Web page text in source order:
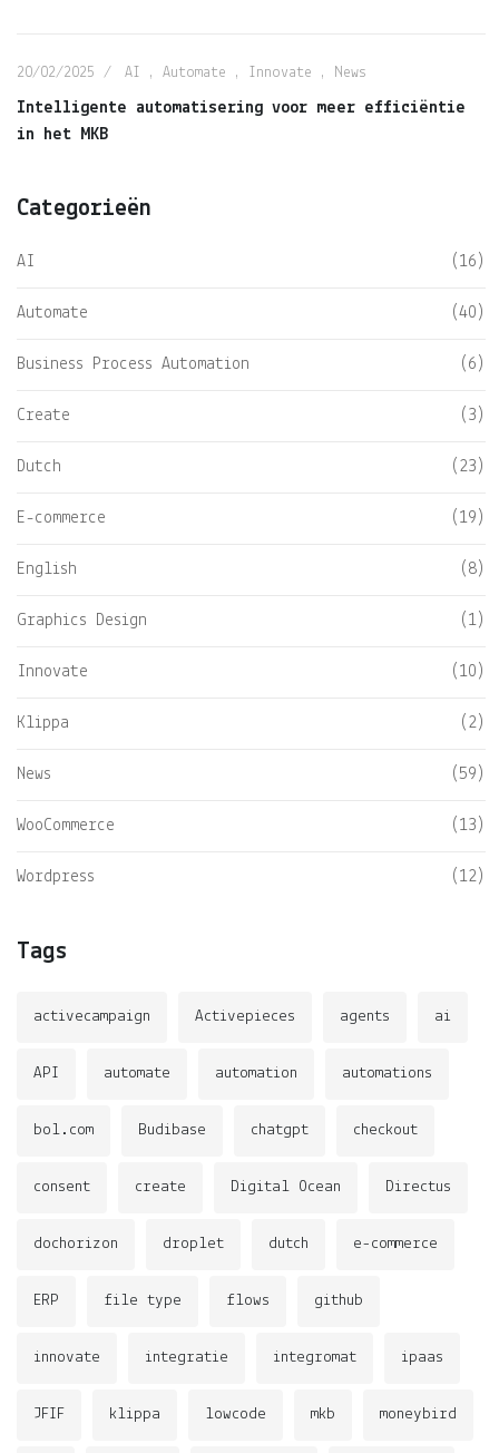
20/02/2025 AI , Automate , Innovate , News
Intelligente automatisering voor meer efficiëntie
in het MKB
Categorieën
AI (16)
Automate (40)
Business Process Automation (6)
Create (3)
Dutch (23)
E-commerce (19)
English (8)
Graphics Design (1)
Innovate (10)
Klippa (2)
News (59)
WooCommerce (13)
Wordpress (12)
Tags
activecampaign Activepieces agents ai
API automate automation automations
bol.com Budibase chatgpt checkout
consent create Digital Ocean Directus
dochorizon droplet dutch e-commerce
ERP file type flows github
innovate integratie integromat ipaas
JFIF klippa lowcode mkb moneybird